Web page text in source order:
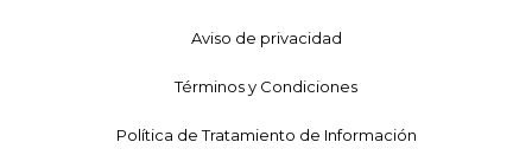
Aviso de privacidad
Términos y Condiciones
Política de Tratamiento de Información